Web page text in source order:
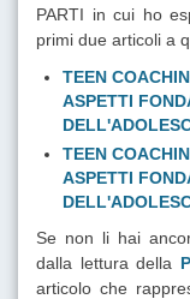
PARTI in cui ho
primi due articoli a
TEEN
ASPETTI
TEEN
ASPETTI
Se non li hai
dalla lettura della
articolo che